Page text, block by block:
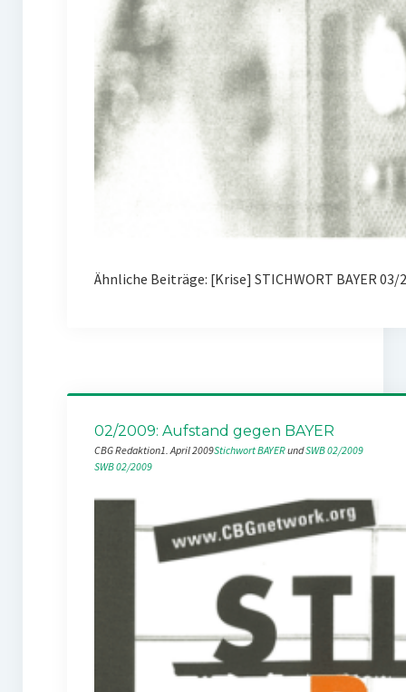
Ähnliche Beiträge: [Krise] STICHWORT BAYER
02/2009: Aufstand gegen BAYER
CBG Redaktion1. April 2009Stichwort BAYER und SWB 02/2009
SWB 02/2009